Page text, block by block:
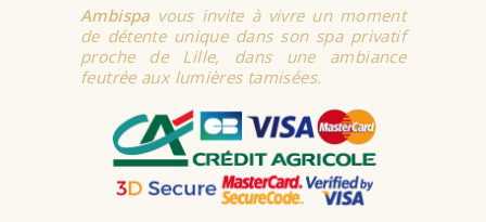
Ambispa vous invite à vivre un moment
de détente unique dans son spa privatif
proche de Lille, dans une ambiance
feutrée aux lumières tamisées.